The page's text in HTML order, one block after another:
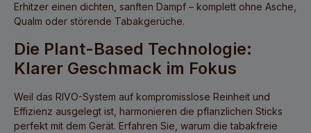
Erhitzer einen dichten, sanften Dampf – komplett ohne Asche,
Qualm oder störende Tabakgerüche.
Die Plant-Based Technologie:
Klarer Geschmack im Fokus
Weil das RIVO-System auf kompromisslose Reinheit und
Effizienz ausgelegt ist, harmonieren die pflanzlichen Sticks
perfekt mit dem Gerät. Erfahren Sie, warum die tabakfreie